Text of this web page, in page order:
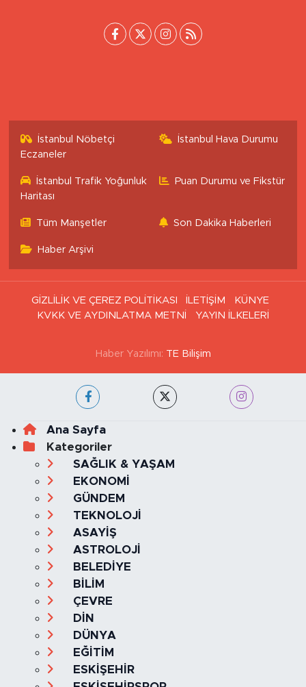
İstanbul Nöbetçi
Eczaneler
İstanbul Hava Durumu
İstanbul Trafik Yoğunluk
Haritası
Puan Durumu ve Fikstür
Tüm Manşetler Son Dakika Haberleri
Haber Arşivi
GİZLİLİK VE ÇEREZ POLİTİKASI İLETİŞİM
KÜNYE
KVKK VE AYDINLATMA METNİ
YAYIN İLKELERİ
Haber Yazılımı: TE Bilişim
Ana Sayfa
Kategoriler
SAĞLIK & YAŞAM
EKONOMİ
GÜNDEM
TEKNOLOJİ
ASAYİŞ
ASTROLOJİ
BELEDİYE
BİLİM
ÇEVRE
DİN
DÜNYA
EĞİTİM
ESKİŞEHİR